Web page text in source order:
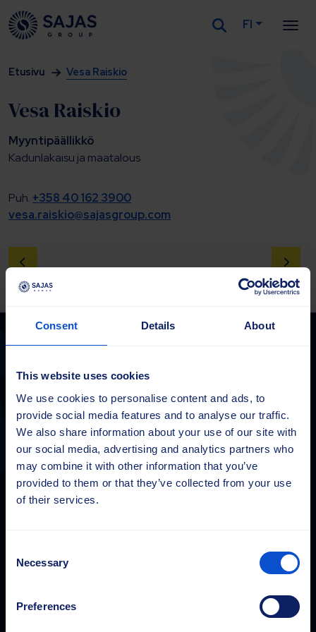
Consent Details About
This website uses cookies
We use cookies to personalise content and ads, to
provide social media features and to analyse our traffic.
We also share information about your use of our site with
our social media, advertising and analytics partners who
may combine it with other information that you’ve
provided to them or that they’ve collected from your use
of their services.
Selection
Necessary
Preferences
Siirry sisältöön
FI
Etusivu Vesa Raiskio
Vesa Raiskio
Myyntipäällikkö
Kadunlakaisu ja maatalous
Puh. +358 40 162 3900
vesa.raiskio@sajasgroup.com
Sajas Group
sales@sajasgroup.com
Sajas Group konserniin kuuluvat Sajakorpi Oy ja sen
tytäryhtiöt Sajas Group Estonia OÜ ja Saja GmbH.
Finland